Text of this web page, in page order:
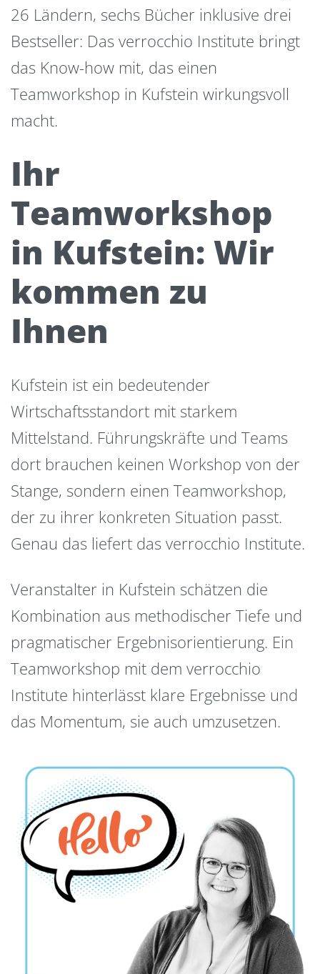
26 Ländern, sechs Bücher inklusive drei
Bestseller: Das verrocchio Institute bringt
das Know-how mit, das einen
Teamworkshop in Kufstein wirkungsvoll
macht.
Ihr
Teamworkshop
in Kufstein: Wir
kommen zu
Ihnen
Kufstein ist ein bedeutender
Wirtschaftsstandort mit starkem
Mittelstand. Führungskräfte und Teams
dort brauchen keinen Workshop von der
Stange, sondern einen Teamworkshop,
der zu ihrer konkreten Situation passt.
Genau das liefert das verrocchio Institute.
Veranstalter in Kufstein schätzen die
Kombination aus methodischer Tiefe und
pragmatischer Ergebnisorientierung. Ein
Teamworkshop mit dem verrocchio
Institute hinterlässt klare Ergebnisse und
das Momentum, sie auch umzusetzen.